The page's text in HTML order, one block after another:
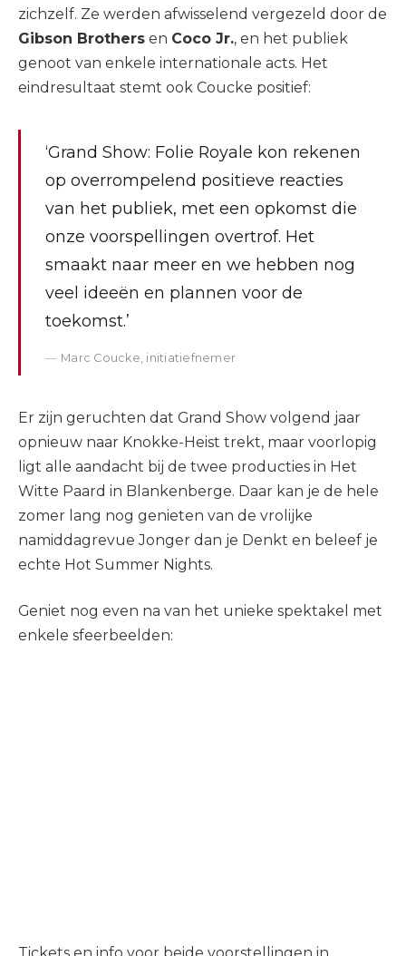
zichzelf. Ze werden afwisselend vergezeld door de
Gibson Brothers en Coco Jr., en het publiek
genoot van enkele internationale acts. Het
eindresultaat stemt ook Coucke positief:
‘Grand Show: Folie Royale kon rekenen
op overrompelend positieve reacties
van het publiek, met een opkomst die
onze voorspellingen overtrof. Het
smaakt naar meer en we hebben nog
veel ideeën en plannen voor de
toekomst.’
Marc Coucke, initiatiefnemer
Er zijn geruchten dat Grand Show volgend jaar
opnieuw naar Knokke-Heist trekt, maar voorlopig
ligt alle aandacht bij de twee producties in Het
Witte Paard in Blankenberge. Daar kan je de hele
zomer lang nog genieten van de vrolijke
namiddagrevue Jonger dan je Denkt en beleef je
echte Hot Summer Nights.
Geniet nog even na van het unieke spektakel met
enkele sfeerbeelden: